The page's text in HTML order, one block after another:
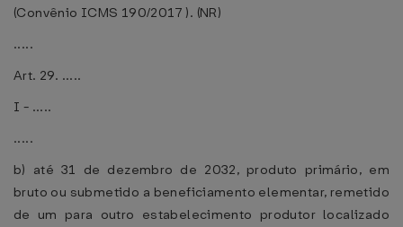
(Convênio ICMS 190/2017 ). (NR)
.....
Art. 29. .....
I - .....
.....
b) até 31 de dezembro de 2032, produto primário, em
bruto ou submetido a beneficiamento elementar, remetido
de um para outro estabelecimento produtor localizado